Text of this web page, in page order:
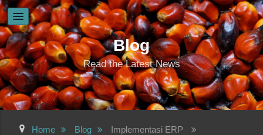
Blog
Read the Latest News
Home Blog Implementasi ERP